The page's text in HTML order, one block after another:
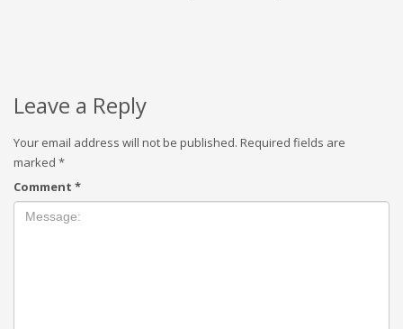
Leave a Reply
Your email address will not be published. Required fields are
marked *
Comment *